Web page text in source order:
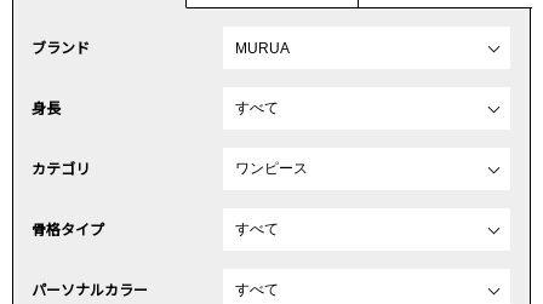
ブランド
身長
カテゴリ
骨格タイプ
パーソナルカラー